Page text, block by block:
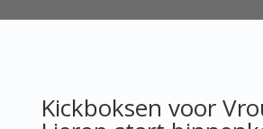
Kickboksen voor